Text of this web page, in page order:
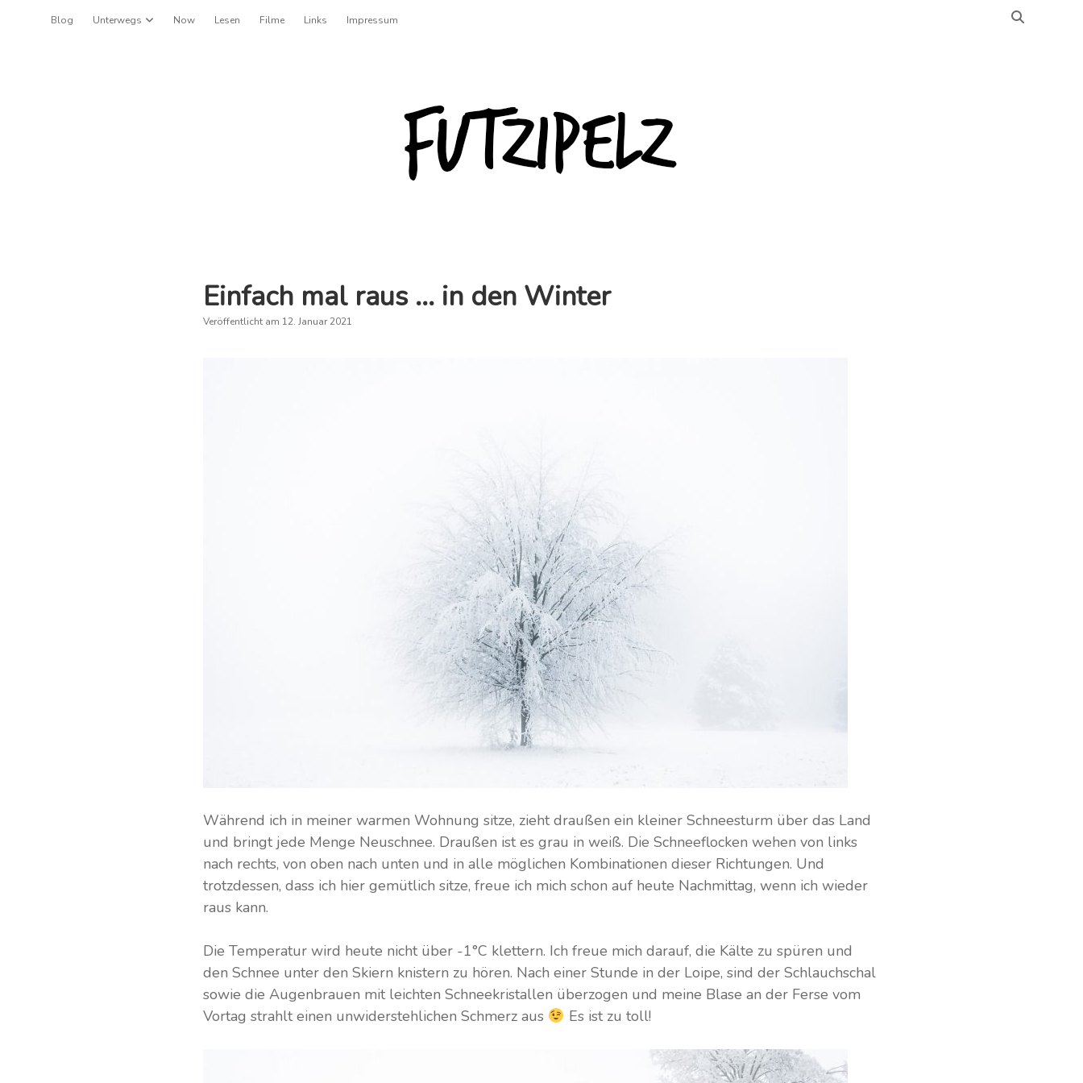
Blog Unterwegs Dropdown-Menü öffnen
Now Lesen Filme Links Impressum
Futzipelz
Einfach mal raus … in den Winter
Veröffentlicht am 12. Januar 2021
Während ich in meiner warmen Wohnung sitze, zieht draußen ein kleiner Schneesturm über das Land
und bringt jede Menge Neuschnee. Draußen ist es grau in weiß. Die Schneeflocken wehen von links
nach rechts, von oben nach unten und in alle möglichen Kombinationen dieser Richtungen. Und
trotzdessen, dass ich hier gemütlich sitze, freue ich mich schon auf heute Nachmittag, wenn ich wieder
raus kann.
Die Temperatur wird heute nicht über -1°C klettern. Ich freue mich darauf, die Kälte zu spüren und
den Schnee unter den Skiern knistern zu hören. Nach einer Stunde in der Loipe, sind der Schlauchschal
sowie die Augenbrauen mit leichten Schneekristallen überzogen und meine Blase an der Ferse vom
Vortag strahlt einen unwiderstehlichen Schmerz aus
Es ist zu toll!